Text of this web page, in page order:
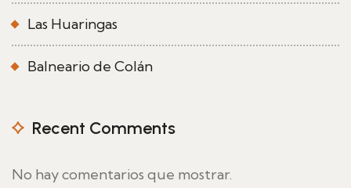
Las Huaringas
Balneario de Colán
Recent Comments
No hay comentarios que mostrar.